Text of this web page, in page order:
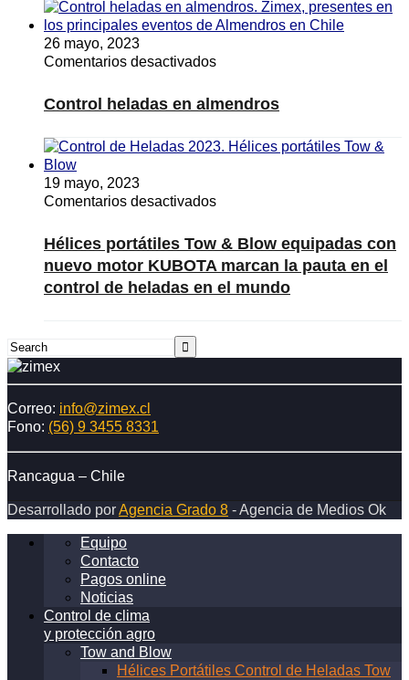
para
el
y
del
26 mayo, 2023
Comentarios desactivadosen
heladas
en
Control heladas en almendros
19 mayo, 2023
Comentarios desactivadosen
portátiles
Tow
&
Blow
KUBOTA
en
de
Hélices portátiles Tow & Blow equipadas con
nuevo motor KUBOTA marcan la pauta en el
control de heladas en el mundo
Correo: info@zimex.cl
Fono: (56) 9 3455 8331
Rancagua – Chile
Desarrollado porAgencia Grado 8 - Agencia de Medios Ok
Equipo
Contacto
Pagos online
Noticias
Control de clima
y protección agro
Tow and Blow
Hélices Portátiles Control de Heladas Tow